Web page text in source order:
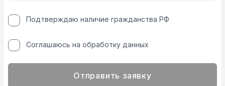
Подтверждаю наличие гражданства РФ
Соглашаюсь на обработку данных
Отправить заявку